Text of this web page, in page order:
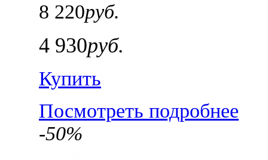
8 220руб.
4 930руб.
Купить
Посмотреть подробнее
-50%